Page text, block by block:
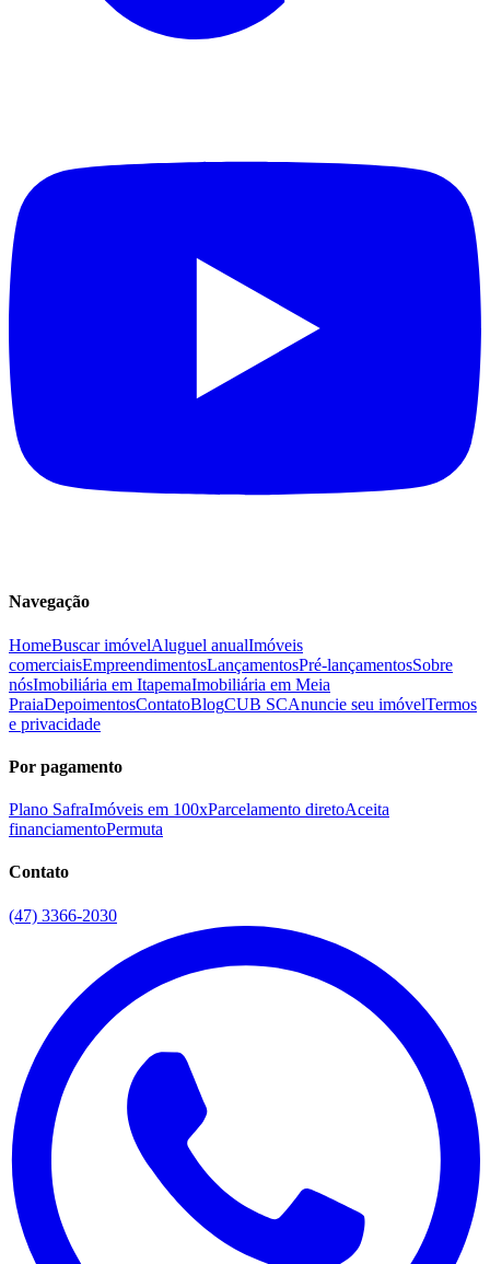
Navegação
HomeBuscar imóvelAluguel anualImóveis
comerciaisEmpreendimentosLançamentosPré-lançamentosSobre
nósImobiliária em ItapemaImobiliária em Meia
PraiaDepoimentosContatoBlogCUB SCAnuncie seu imóvelTermos
e privacidade
Por pagamento
Plano SafraImóveis em 100xParcelamento diretoAceita
financiamentoPermuta
Contato
(47) 3366-2030